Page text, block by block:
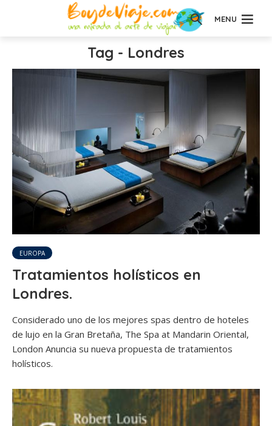
MENU
Tag - Londres
EUROPA
Tratamientos holísticos en
Londres.
Considerado uno de los mejores spas dentro de hoteles
de lujo en la Gran Bretaña, The Spa at Mandarin Oriental,
London Anuncia su nueva propuesta de tratamientos
holísticos.